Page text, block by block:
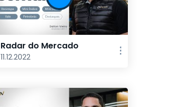
Radar do Mercado
11.12.2022